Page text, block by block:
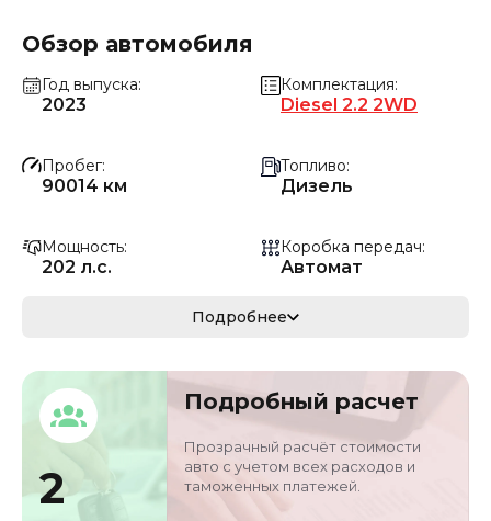
Обзор автомобиля
Год выпуска
2023
Комплектация
Diesel 2.2 2WD
Пробег
90014 км
Топливо
Дизель
Мощность
202 л.с.
Коробка передач
Автомат
Внедорожник
Объём двигателя
2.2 л Синий
Подробнее
2
Подробный расчет
Прозрачный расчёт стоимости
авто с учетом всех расходов и
таможенных платежей.